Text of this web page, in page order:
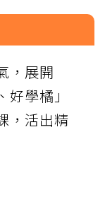
，展開
學橘」
，活出精